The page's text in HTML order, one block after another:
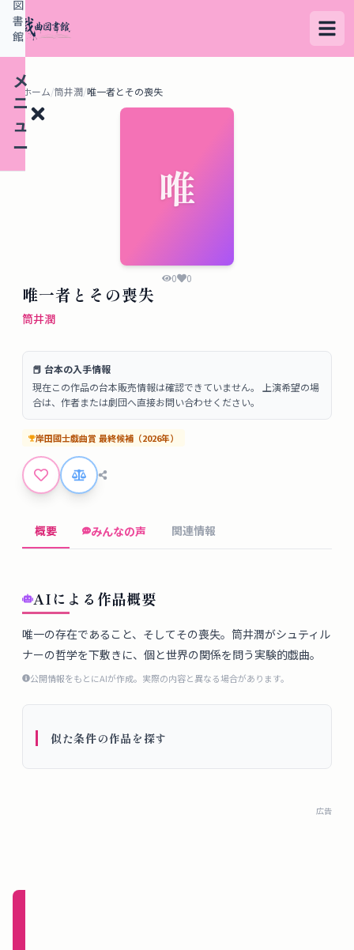
メ
ニ
ュ
ー
デ
タ
ベ
ー
ス
掲
示
ツ
ル
ブ
ロ
グ
要
図
書
館
ホーム/筒井潤/唯一者とその喪失
唯
0 0
唯一者とその喪失
筒井潤
📕 台本の入手情報
現在この作品の台本販売情報は確認できていません。 上演希望の場
合は、作者または劇団へ直接お問い合わせください。
岸田國士戯曲賞 最終候補 （2026年）
概要 みんなの声 関連情報
AIによる作品概要
唯一の存在であること、そしてその喪失。筒井潤がシュティル
ナーの哲学を下敷きに、個と世界の関係を問う実験的戯曲。
公開情報をもとにAIが作成。実際の内容と異なる場合があります。
似た条件の作品を探す
広告